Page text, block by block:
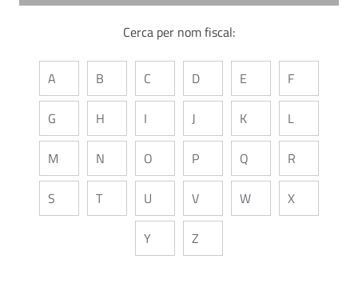
Cerca per nom fiscal:
A B C D E F
G H I J K L
M N O P Q R
S T U V W X
Y Z